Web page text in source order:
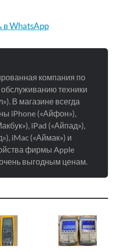
в WhatsApp
компания по
техники
В магазине всегда
iPhone («Айфон»),
iPad («Айпад»),
iMac («Аймак») и
фирмы Apple
выгодным ценам.